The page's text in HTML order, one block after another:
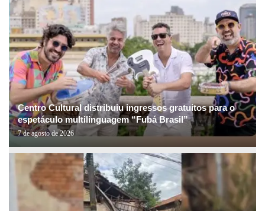
Centro Cultural distribuiu ingressos gratuitos para o
espetáculo multilinguagem “Fubá Brasil”
7 de agosto de 2026